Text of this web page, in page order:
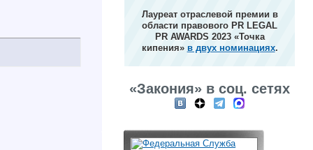
Лауреат отраслевой премии в
области правового PR LEGAL
PR AWARDS 2023 «Точка
кипения» в двух номинациях.
«Закония» в соц. сетях